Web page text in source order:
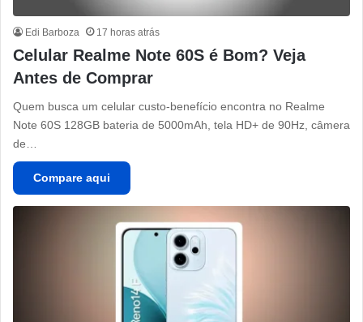
Edi Barboza 17 horas atrás
Celular Realme Note 60S é Bom? Veja
Antes de Comprar
Quem busca um celular custo-benefício encontra no Realme
Note 60S 128GB bateria de 5000mAh, tela HD+ de 90Hz, câmera
de…
Compare aqui